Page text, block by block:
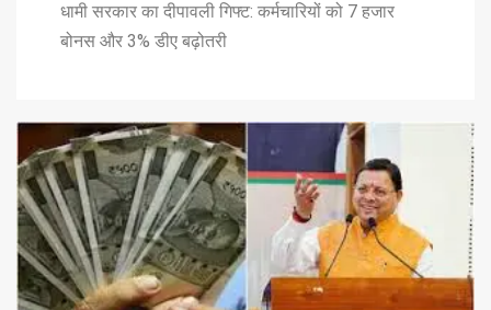
धामी सरकार का दीपावली गिफ्ट: कर्मचारियों को 7 हजार
बोनस और 3% डीए बढ़ोतरी